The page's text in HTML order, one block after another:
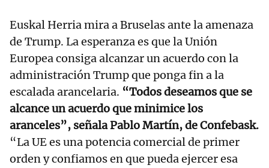
Euskal Herria mira a Bruselas ante la amenaza
de Trump. La esperanza es que la Unión
Europea consiga alcanzar un acuerdo con la
administración Trump que ponga fin a la
escalada arancelaria. “Todos deseamos que se
alcance un acuerdo que minimice los
aranceles”, señala Pablo Martín, de Confebask.
“La UE es una potencia comercial de primer
orden y confiamos en que pueda ejercer esa